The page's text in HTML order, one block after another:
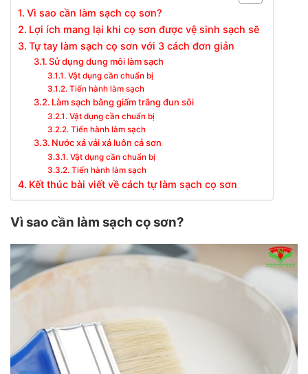
Vì sao cần làm sạch cọ sơn?
Lợi ích mang lại khi cọ sơn được vệ sinh sạch sẽ
Tự tay làm sạch cọ sơn với 3 cách đơn giản
Sử dụng dung môi làm sạch
Vật dụng cần chuẩn bị
Tiến hành làm sạch
Làm sạch bằng giấm trắng đun sôi
Vật dụng cần chuẩn bị
Tiến hành làm sạch
Nước xả vải xả luôn cả sơn
Vật dụng cần chuẩn bị
Tiến hành làm sạch
Kết thúc bài viết về cách tự làm sạch cọ sơn
Vì sao cần làm sạch cọ sơn?